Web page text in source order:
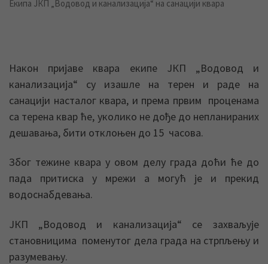
Екипа ЈКП „Водовод и канализација“ на санацији квара
Након пријаве квара екипе ЈКП „Водовод и
канализација“ су изашле на терен и раде на
санацији насталог квара, и према првим проценама
са терена квар ће, уколико не дође до непланираних
дешавања, бити отклоњен до 15 часова.
Због тежине квара у овом делу града доћи ће до
пада притиска у мрежи а могућ је и прекид
водоснабдевања.
ЈКП „Водовод и канализација“ се захваљује
становницима поменутог дела града на стрпљењу и
разумевању.